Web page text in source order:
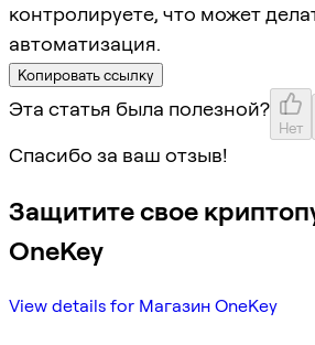
контролируете, что может
автоматизация.
Копировать ссылку
Эта статья была полезной?
Нет
Спасибо за ваш отзыв!
Защитите свое
OneKey
View details for Магазин OneKey